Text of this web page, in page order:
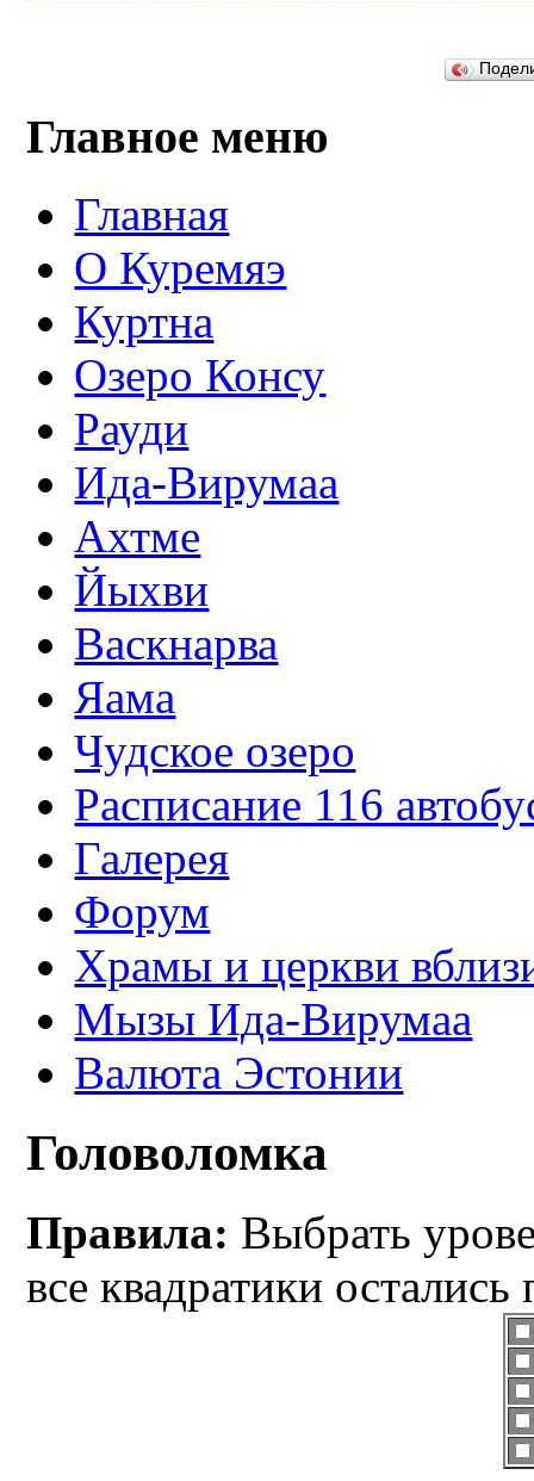
Главное меню
Главная
О Куремяэ
Куртна
Озеро Консу
Рауди
Ида-Вирумаа
Ахтме
Йыхви
Васкнарва
Яама
Чудское озеро
Расписание 116
Галерея
Форум
Храмы и церкви
Мызы Ида-Вирумаа
Валюта Эстонии
Головоломка
Правила: Выбрать
все квадратики